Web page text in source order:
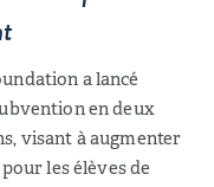
a lancé
en deux
visant à augmenter
les élèves de